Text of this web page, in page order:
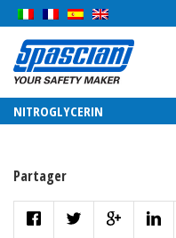
NITROGLYCERIN
Partager